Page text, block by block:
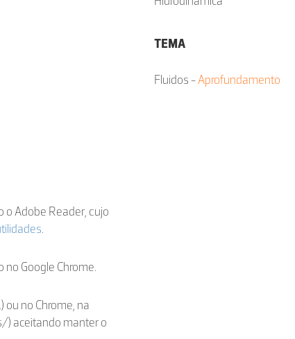
o Adobe Reader, cujo
.
Google Chrome.
ou no Chrome, na
aceitando manter o
TEMA
Fluidos -Aprofundamento